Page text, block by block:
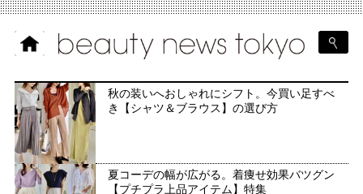
秋の装いへおしゃれにシフト。今買い足すべ
き【シャツ＆ブラウス】の選び方
夏コーデの幅が広がる。着痩せ効果バツグン
【プチプラ上品アイテム】特集